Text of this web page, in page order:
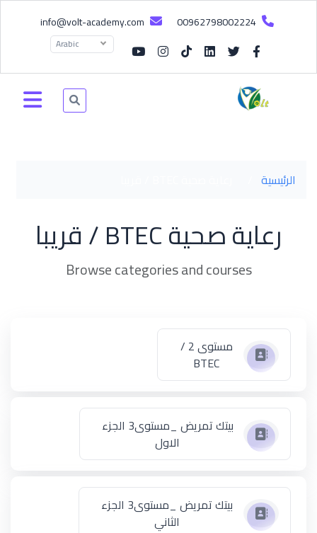
00962798002224
Arabic
الرئيسية
رعاية صحية BTEC / قريبا
Browse categories and courses
مستوى 2 /
BTEC
بيتك تمريض _مستوى3 الجزء
الاول
بيتك تمريض _مستوى3 الجزء
الثاني